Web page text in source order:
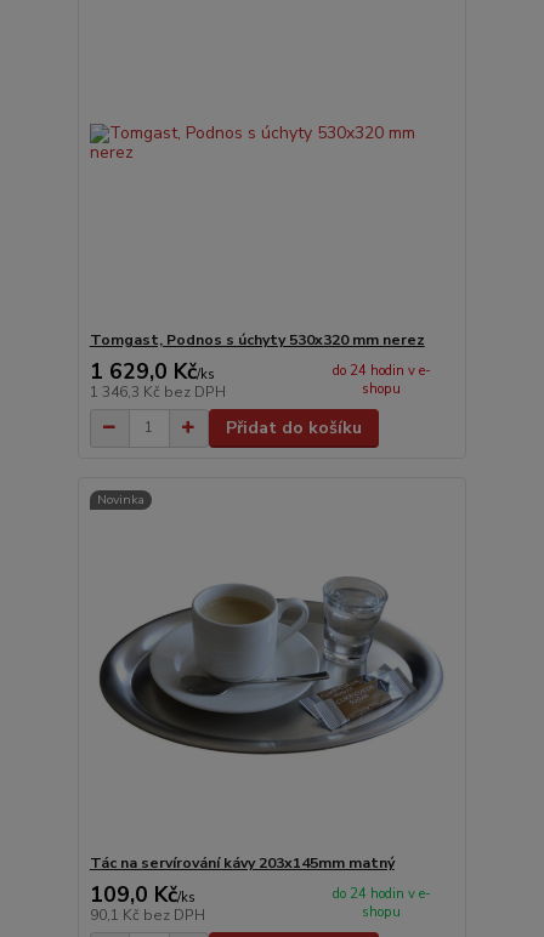
Tomgast, Podnos s úchyty 530x320 mm nerez
1 629,0 Kč/ks
1 346,3 Kč bez DPH
do 24 hodin v e-
shopu
Přidat do košíku
Novinka
Tác na servírování kávy 203x145mm matný
109,0 Kč/ks
90,1 Kč bez DPH
do 24 hodin v e-
shopu